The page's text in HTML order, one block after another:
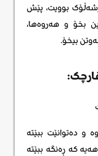
بوویت، پێش
بخۆ و هەروەها،
بیخۆ.
و دەتوانێت ببێتە
کە ڕەنگە ببێتە